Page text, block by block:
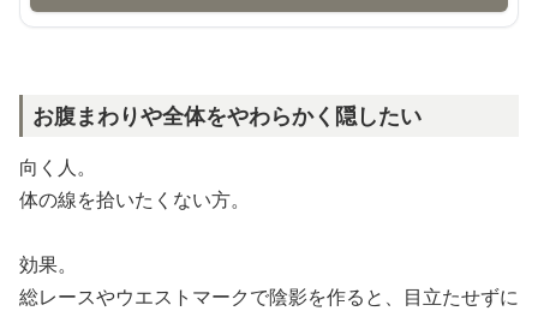
お腹まわりや全体をやわらかく隠したい
向く人。
体の線を拾いたくない方。
効果。
総レースやウエストマークで陰影を作ると、目立たせずに